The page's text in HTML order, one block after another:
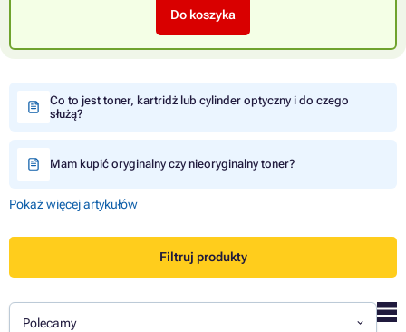
Do koszyka
Co to jest toner, kartridż lub cylinder optyczny i do czego
służą?
Mam kupić oryginalny czy nieoryginalny toner?
Pokaż więcej artykułów
Filtruj produkty
Polecamy